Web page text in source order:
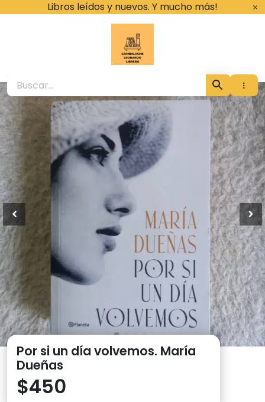
Libros leídos y nuevos. Y mucho más!
Cambalache
Por si un día volvemos. María
Dueñas
$450